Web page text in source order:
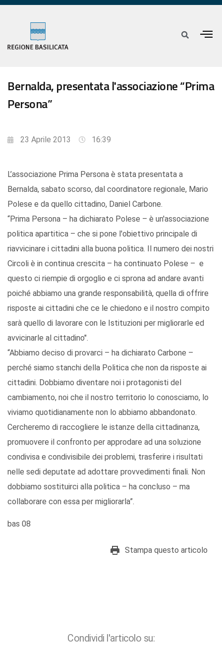
Bernalda, presentata l'associazione “Prima
Persona”
23 Aprile 2013 16:39
L’associazione Prima Persona è stata presentata a
Bernalda, sabato scorso, dal coordinatore regionale, Mario
Polese e da quello cittadino, Daniel Carbone.
“Prima Persona – ha dichiarato Polese – è un'associazione
politica apartitica – che si pone l'obiettivo principale di
riavvicinare i cittadini alla buona politica. Il numero dei nostri
Circoli è in continua crescita – ha continuato Polese – e
questo ci riempie di orgoglio e ci sprona ad andare avanti
poiché abbiamo una grande responsabilità, quella di offrire
risposte ai cittadini che ce le chiedono e il nostro compito
sarà quello di lavorare con le Istituzioni per migliorarle ed
avvicinarle al cittadino".
“Abbiamo deciso di provarci – ha dichiarato Carbone –
perché siamo stanchi della Politica che non da risposte ai
cittadini. Dobbiamo diventare noi i protagonisti del
cambiamento, noi che il nostro territorio lo conosciamo, lo
viviamo quotidianamente non lo abbiamo abbandonato.
Cercheremo di raccogliere le istanze della cittadinanza,
promuovere il confronto per approdare ad una soluzione
condivisa e condivisibile dei problemi, trasferire i risultati
nelle sedi deputate ad adottare provvedimenti finali. Non
dobbiamo sostituirci alla politica – ha concluso – ma
collaborare con essa per migliorarla”.
bas 08
Stampa questo articolo
Condividi l'articolo su: